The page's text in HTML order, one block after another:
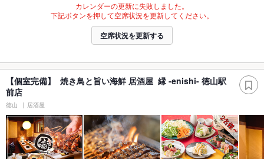
カレンダーの更新に失敗しました。
下記ボタンを押して空席状況を更新してください。
空席状況を更新する
【個室完備】 焼き鳥と旨い海鮮 居酒屋 縁 -enishi- 徳山駅
前店
徳山 居酒屋